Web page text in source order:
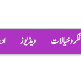
فکر و خیالات ویڈیوز